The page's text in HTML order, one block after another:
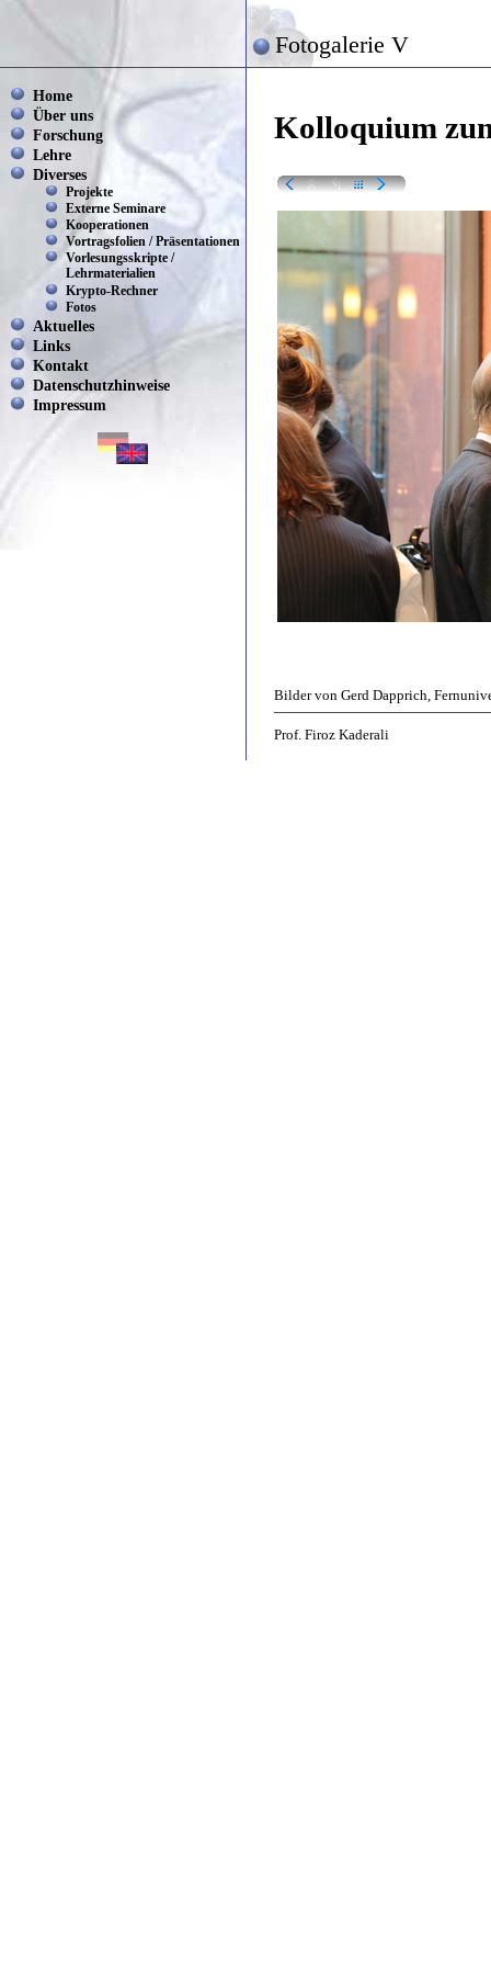
Fotogalerie V
Home
Über uns
Forschung
Lehre
Diverses
Projekte
Externe Seminare
Kooperationen
Vortragsfolien / Präsentationen
Vorlesungsskripte /
Lehrmaterialien
Krypto-Rechner
Fotos
Aktuelles
Links
Kontakt
Datenschutzhinweise
Impressum
Kolloquium
Bilder von Gerd Dapprich,
Prof. Firoz Kaderali